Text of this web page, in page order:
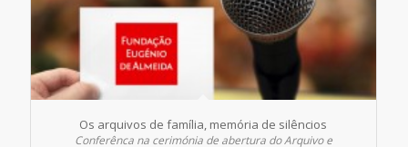
Os arquivos de família, memória de silêncios
Conferênca na cerimónia de abertura do Arquivo e